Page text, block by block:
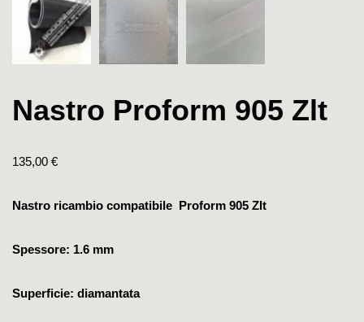
Nastro Proform 905 Zlt
135,00 €
Nastro ricambio compatibile Proform 905 Zlt
Spessore: 1.6 mm
Superficie: diamantata